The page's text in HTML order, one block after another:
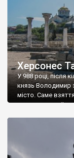
Херсонес
У 988 році, після
князь Володимир
місто. Саме
диктувати свої
Херсонесі
А потім було